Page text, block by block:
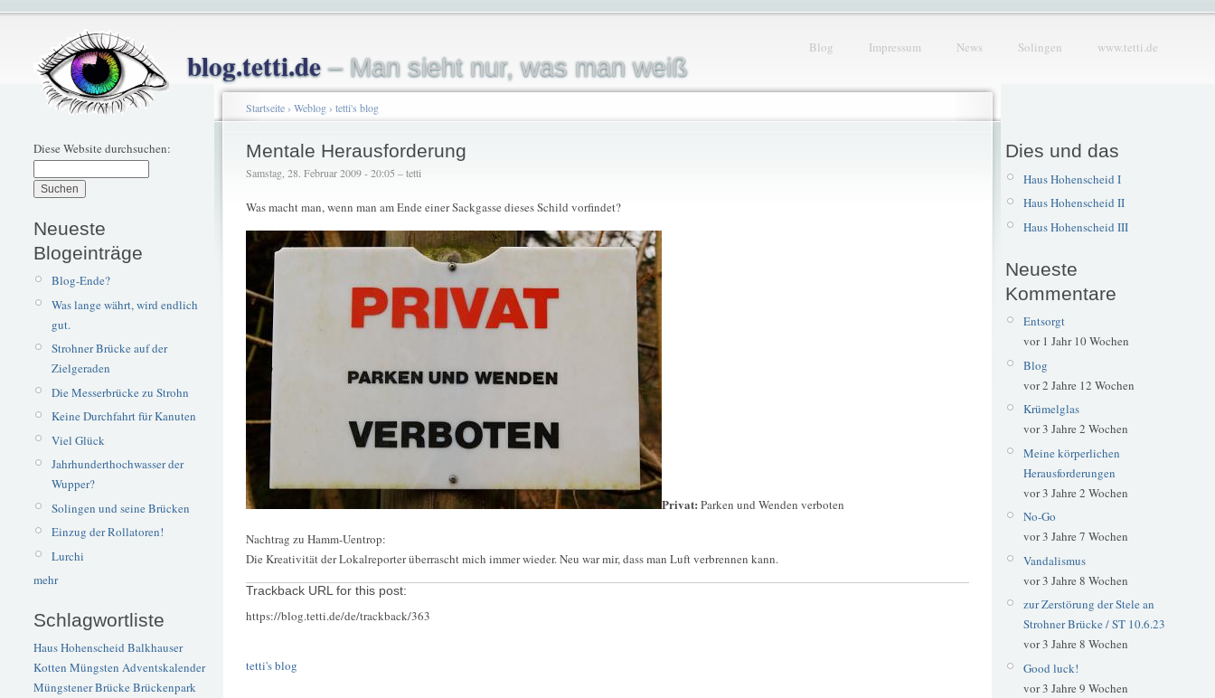
blog.tetti.de– Man sieht nur, was man weiß
Blog Impressum News Solingen www.tetti.de
Diese Website durchsuchen:
Neueste
Blogeinträge
Blog-Ende?
Was lange währt, wird endlich
gut.
Strohner Brücke auf der
Zielgeraden
Die Messerbrücke zu Strohn
Keine Durchfahrt für Kanuten
Viel Glück
Jahrhunderthochwasser der
Wupper?
Solingen und seine Brücken
Einzug der Rollatoren!
Lurchi
mehr
Schlagwortliste
Haus Hohenscheid Balkhauser
Kotten Müngsten Adventskalender
Müngstener BrückeBrückenpark
Startseite› Weblog› tetti's blog
Mentale Herausforderung
Samstag, 28. Februar 2009 - 20:05 – tetti
Was macht man, wenn man am Ende einer Sackgasse dieses Schild vorfindet?
Privat: Parken und Wenden verboten
Nachtrag zu Hamm-Uentrop:
Die Kreativität der Lokalreporter überrascht mich immer wieder. Neu war mir, dass man Luft verbrennen kann.
Trackback URL for this post:
https://blog.tetti.de/de/trackback/363
tetti's blog
Dies und das
Haus Hohenscheid I
Haus Hohenscheid II
Haus Hohenscheid III
Neueste
Kommentare
Entsorgt
vor 1 Jahr 10 Wochen
Blog
vor 2 Jahre 12 Wochen
Krümelglas
vor 3 Jahre 2 Wochen
Meine körperlichen
Herausforderungen
vor 3 Jahre 2 Wochen
No-Go
vor 3 Jahre 7 Wochen
Vandalismus
vor 3 Jahre 8 Wochen
zur Zerstörung der Stele an
Strohner Brücke / ST 10.6.23
vor 3 Jahre 8 Wochen
Good luck!
vor 3 Jahre 9 Wochen